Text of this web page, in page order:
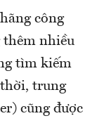
công
thêm nhiều
tìm kiếm
trung
cũng được